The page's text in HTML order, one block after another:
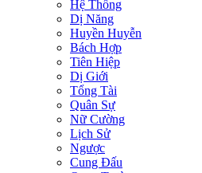
Hệ Thống
Dị Năng
Huyền Huyễn
Bách Hợp
Tiên Hiệp
Dị Giới
Tổng Tài
Quân Sự
Nữ Cường
Lịch Sử
Ngược
Cung Đấu